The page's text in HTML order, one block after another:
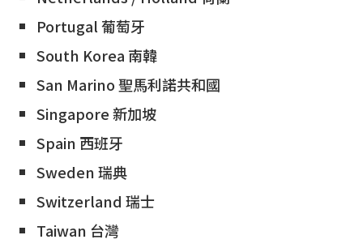
Portugal 葡萄牙
South Korea 南韓
San Marino 聖馬利諾共和國
Singapore 新加坡
Spain 西班牙
Sweden 瑞典
Switzerland 瑞士
Taiwan 台灣